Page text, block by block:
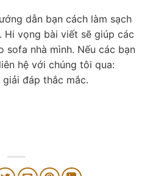
dẫn bạn cách làm sạch
Hi vọng bài viết sẽ giúp các
sofa nhà mình. Nếu các bạn
hệ với chúng tôi qua:
đáp thắc mắc.